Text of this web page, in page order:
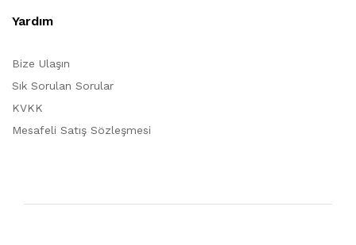
Yardım
Bize Ulaşın
Sık Sorulan Sorular
KVKK
Mesafeli Satış Sözleşmesi